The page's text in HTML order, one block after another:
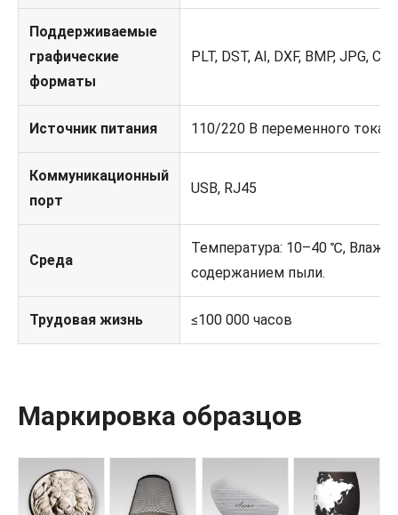
Поддерживаемые
графические
форматы
PLT, DST, AI, DXF, BMP, JPG,
Источник питания 110/220 В переменного тока
Коммуникационный
порт
USB, RJ45
Среда
Температура: 10–40 ℃,
содержанием пыли.
Трудовая жизнь ≤100 000 часов
Маркировка образцов